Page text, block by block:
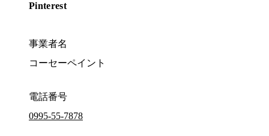
Pinterest
事業者名
コーセーペイント
電話番号
0995-55-7878